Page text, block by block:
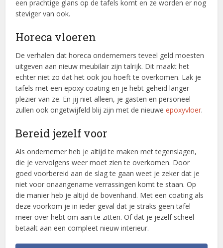
een prachtige glans op de tafels komt en ze worden er nog
steviger van ook.
Horeca vloeren
De verhalen dat horeca ondernemers teveel geld moesten
uitgeven aan nieuw meubilair zijn talrijk. Dit maakt het
echter niet zo dat het ook jou hoeft te overkomen. Lak je
tafels met een epoxy coating en je hebt geheid langer
plezier van ze. En jij niet alleen, je gasten en personeel
zullen ook ongetwijfeld blij zijn met de nieuweepoxyvloer.
Bereid jezelf voor
Als ondernemer heb je altijd te maken met tegenslagen,
die je vervolgens weer moet zien te overkomen. Door
goed voorbereid aan de slag te gaan weet je zeker dat je
niet voor onaangename verrassingen komt te staan. Op
die manier heb je altijd de bovenhand. Met een coating als
deze voorkom je in ieder geval dat je straks geen tafel
meer over hebt om aan te zitten. Of dat je jezelf scheel
betaalt aan een compleet nieuw interieur.